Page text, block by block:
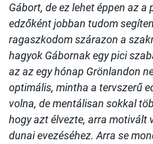
Gábort, de ez lehet éppen az a
edzőként jobban tudom
ragaszkodom szárazon a
hagyok Gábornak egy pici
az az egy hónap Grönlandon
optimális, mintha a tervszerű
volna, de mentálisan sokkal
hogy azt élvezte, arra motivált
dunai evezéséhez. Arra se